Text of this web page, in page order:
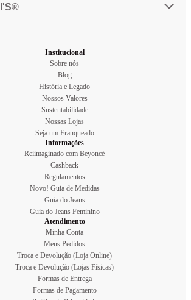
Institucional
Sobre nós
Blog
História e Legado
Nossos Valores
Sustentabilidade
Nossas Lojas
Seja um Franqueado
Informações
Reiimaginado com Beyoncé
Cashback
Regulamentos
Novo! Guia de Medidas
Guia do Jeans
Guia do Jeans Feminino
Atendimento
Minha Conta
Meus Pedidos
Troca e Devolução (Loja Online)
Troca e Devolução (Lojas Físicas)
Formas de Entrega
Formas de Pagamento